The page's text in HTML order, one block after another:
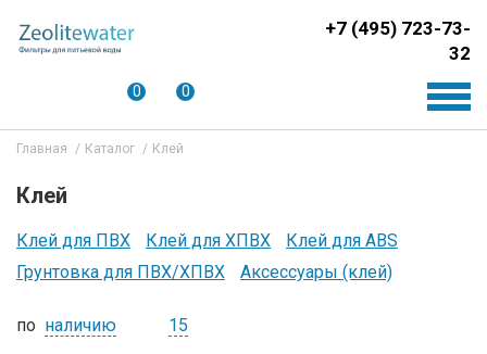
+7 (495) 723-73-
32
0 0
Главная Каталог Клей
Клей
Клей для ПВХ Клей для ХПВХ
Клей для ABS
Грунтовка для ПВХ/ХПВХ
Аксессуары (клей)
по наличию 15